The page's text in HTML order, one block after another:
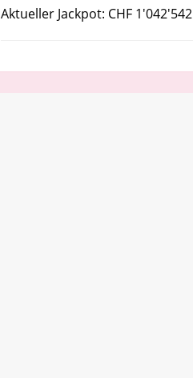
Aktueller Jackpot: CHF 1'042'542